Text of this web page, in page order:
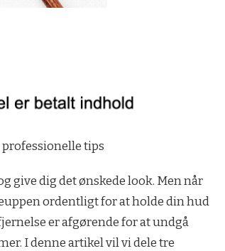
tips
give dig det ønskede look. Men når
ordentligt for at holde din hud
er afgørende for at undgå
I denne artikel vil vi dele tre